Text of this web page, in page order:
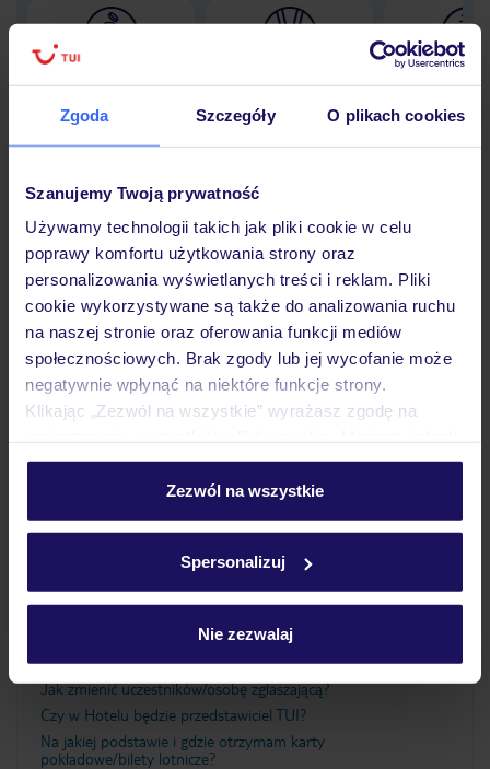
Zgoda Szczegóły O plikach cookies
Szanujemy Twoją prywatność
Używamy technologii takich jak pliki cookie w celu
poprawy komfortu użytkowania strony oraz
personalizowania wyświetlanych treści i reklam. Pliki
cookie wykorzystywane są także do analizowania ruchu
na naszej stronie oraz oferowania funkcji mediów
społecznościowych. Brak zgody lub jej wycofanie może
negatywnie wpłynąć na niektóre funkcje strony.
Klikając „Zezwól na wszystkie” wyrażasz zgodę na
personalizować swój wybór wchodząc w zakładkę
Szczegółowe informacje o plikach cookie znajdziesz
Zezwól na wszystkie
Spersonalizuj
Nie zezwalaj
podróży w Polsce
30 lat w
Hotel
Pokoje
Wyżywienie
Ważne informacje
Jak zmienić uczestników/osobę zgłaszającą?
Czy w Hotelu będzie przedstawiciel TUI?
Na jakiej podstawie i gdzie otrzymam karty
pokładowe/bilety lotnicze?